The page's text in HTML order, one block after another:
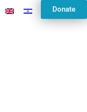
Donate
מכות
המחייב